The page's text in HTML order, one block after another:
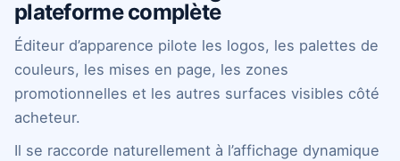
plateforme complète
Éditeur d’apparence pilote les logos, les palettes de
couleurs, les mises en page, les zones
promotionnelles et les autres surfaces visibles côté
acheteur.
Il se raccorde naturellement à l’affichage dynamique